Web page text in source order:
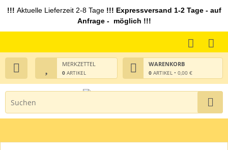
!!! Aktuelle Lieferzeit 2-8 Tage !!! Expressversand 1-2 Tage - auf
Anfrage - möglich !!!
WARENKORB
0 ARTIKEL • 0,00 €
MERKZETTEL
0 ARTIKEL